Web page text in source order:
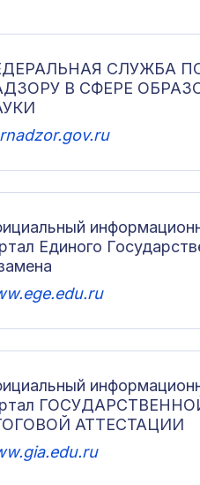
СЛУЖБА
В СФЕРЕ
Единого
АТТЕСТАЦИИ